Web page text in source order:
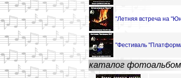
"Летняя встреча на
"Фестиваль
каталог